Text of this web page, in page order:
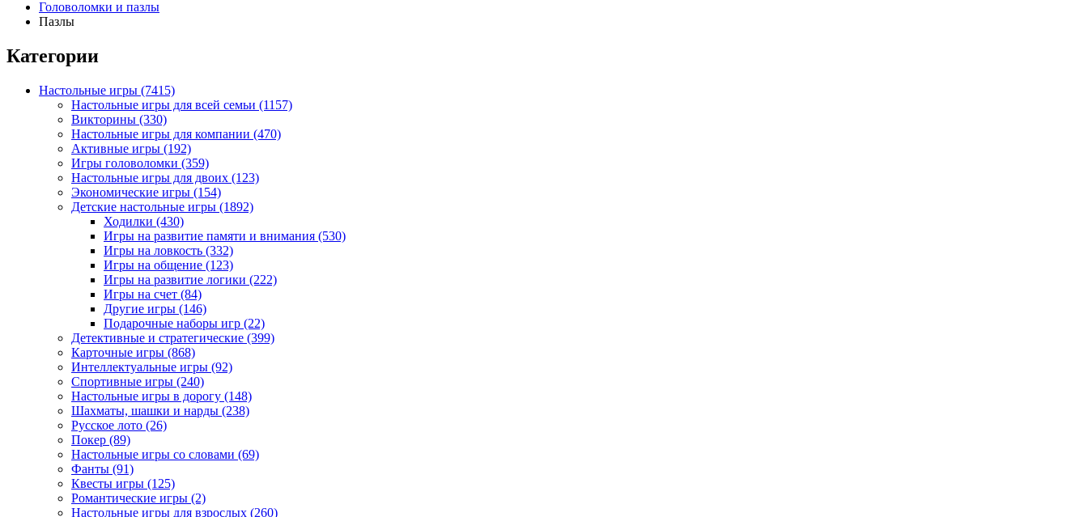
Головоломки и пазлы
Пазлы
Категории
Настольные игры (7415)
Настольные игры для всей семьи (1157)
Викторины (330)
Настольные игры для компании (470)
Активные игры (192)
Игры головоломки (359)
Настольные игры для двоих (123)
Экономические игры (154)
Детские настольные игры (1892)
Ходилки (430)
Игры на развитие памяти и внимания (530)
Игры на ловкость (332)
Игры на общение (123)
Игры на развитие логики (222)
Игры на счет (84)
Другие игры (146)
Подарочные наборы игр (22)
Детективные и стратегические (399)
Карточные игры (868)
Интеллектуальные игры (92)
Спортивные игры (240)
Настольные игры в дорогу (148)
Шахматы, шашки и нарды (238)
Русское лото (26)
Покер (89)
Настольные игры со словами (69)
Фанты (91)
Квесты игры (125)
Романтические игры (2)
Настольные игры для взрослых (260)